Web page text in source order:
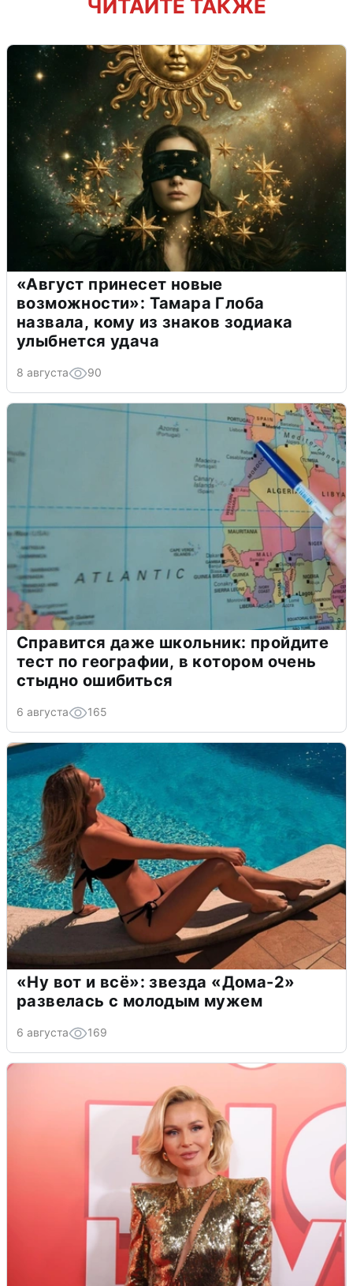
ЧИТАЙТЕ ТАКЖЕ
«Август принесет новые
возможности»: Тамара Глоба
назвала, кому из знаков зодиака
улыбнется удача
8 августа 90
Справится даже школьник: пройдите
тест по географии, в котором очень
стыдно ошибиться
6 августа 165
«Ну вот и всё»: звезда «Дома-2»
развелась с молодым мужем
6 августа 169